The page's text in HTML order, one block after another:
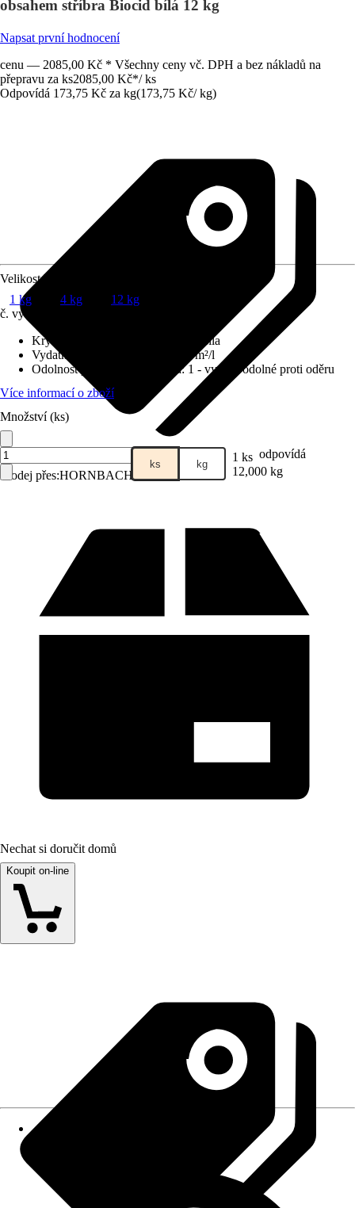
obsahem stříbra Biocid bílá 12 kg
Napsat první hodnocení
cenu — 2085,00 Kč * Všechny ceny vč. DPH a bez nákladů na
přepravu za ks2085,00 Kč*/ ks
Odpovídá 173,75 Kč za kg(173,75 Kč/ kg)
Prodej přes:HORNBACH
Velikost balení
1 kg
4 kg
12 kg
č. výrobku
Krycí schopnost
2 - vysoká krycí síla
Vydatnost při jednom nátěru
10 m²/l
Odolnost proti otěru za mokra:1 - vysoce odolné proti oděru
Více informací o zboží
Množství (ks)
ks kg 1 ks odpovídá
12,000 kg
Nechat si doručit domů
Koupit on-line